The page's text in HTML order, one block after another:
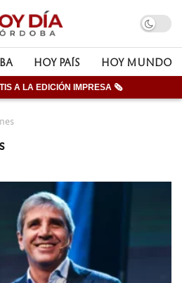
HOY PAÍS HOY MUNDO
A LA EDICIÓN IMPRESA 🗞